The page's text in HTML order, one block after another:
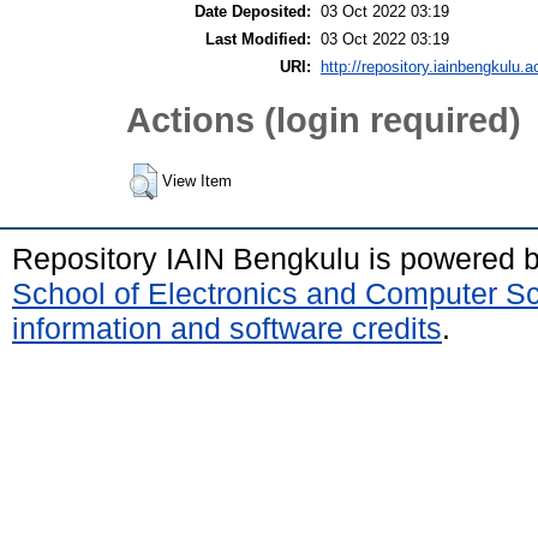
Date Deposited: 03 Oct 2022 03:19
Last Modified: 03 Oct 2022 03:19
URI:
http://
Actions (login required)
View Item
Repository IAIN Bengkulu is powered
School of Electronics and Computer
information and software credits.